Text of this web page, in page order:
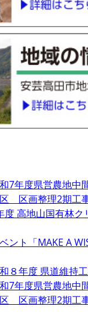
7年度県営農地中
区画整理2期工
度 高地山国有林
ント「MAKE A
８年度 県道維持
7年度県営農地中
区画整理2期工